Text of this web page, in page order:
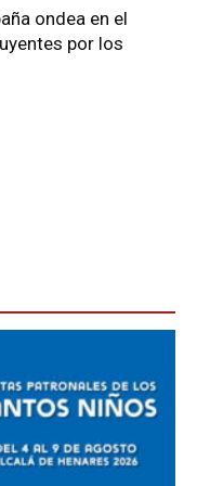
ondea en el
por los